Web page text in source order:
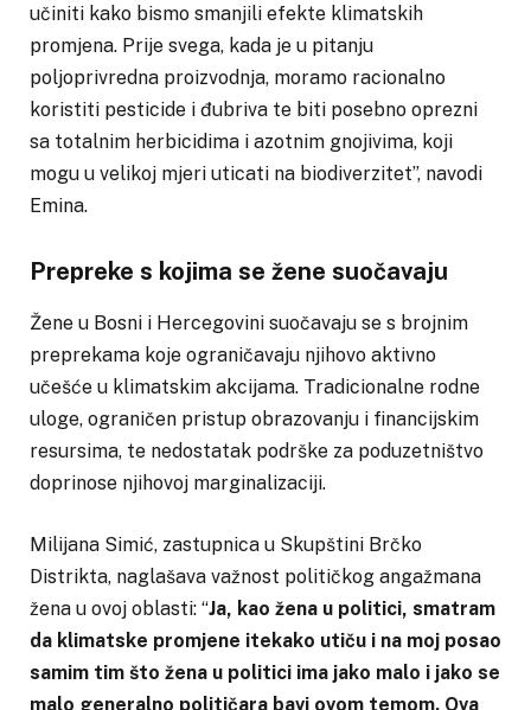
učiniti kako bismo smanjili efekte klimatskih
promjena. Prije svega, kada je u pitanju
poljoprivredna proizvodnja, moramo racionalno
koristiti pesticide i đubriva te biti posebno oprezni
sa totalnim herbicidima i azotnim gnojivima, koji
mogu u velikoj mjeri uticati na biodiverzitet”, navodi
Emina.
Prepreke s kojima se žene suočavaju
Žene u Bosni i Hercegovini suočavaju se s brojnim
preprekama koje ograničavaju njihovo aktivno
učešće u klimatskim akcijama. Tradicionalne rodne
uloge, ograničen pristup obrazovanju i financijskim
resursima, te nedostatak podrške za poduzetništvo
doprinose njihovoj marginalizaciji.
Milijana Simić, zastupnica u Skupštini Brčko
Distrikta, naglašava važnost političkog angažmana
žena u ovoj oblasti: “Ja, kao žena u politici, smatram
da klimatske promjene itekako utiču i na moj posao
samim tim što žena u politici ima jako malo i jako se
malo generalno političara bavi ovom temom. Ova